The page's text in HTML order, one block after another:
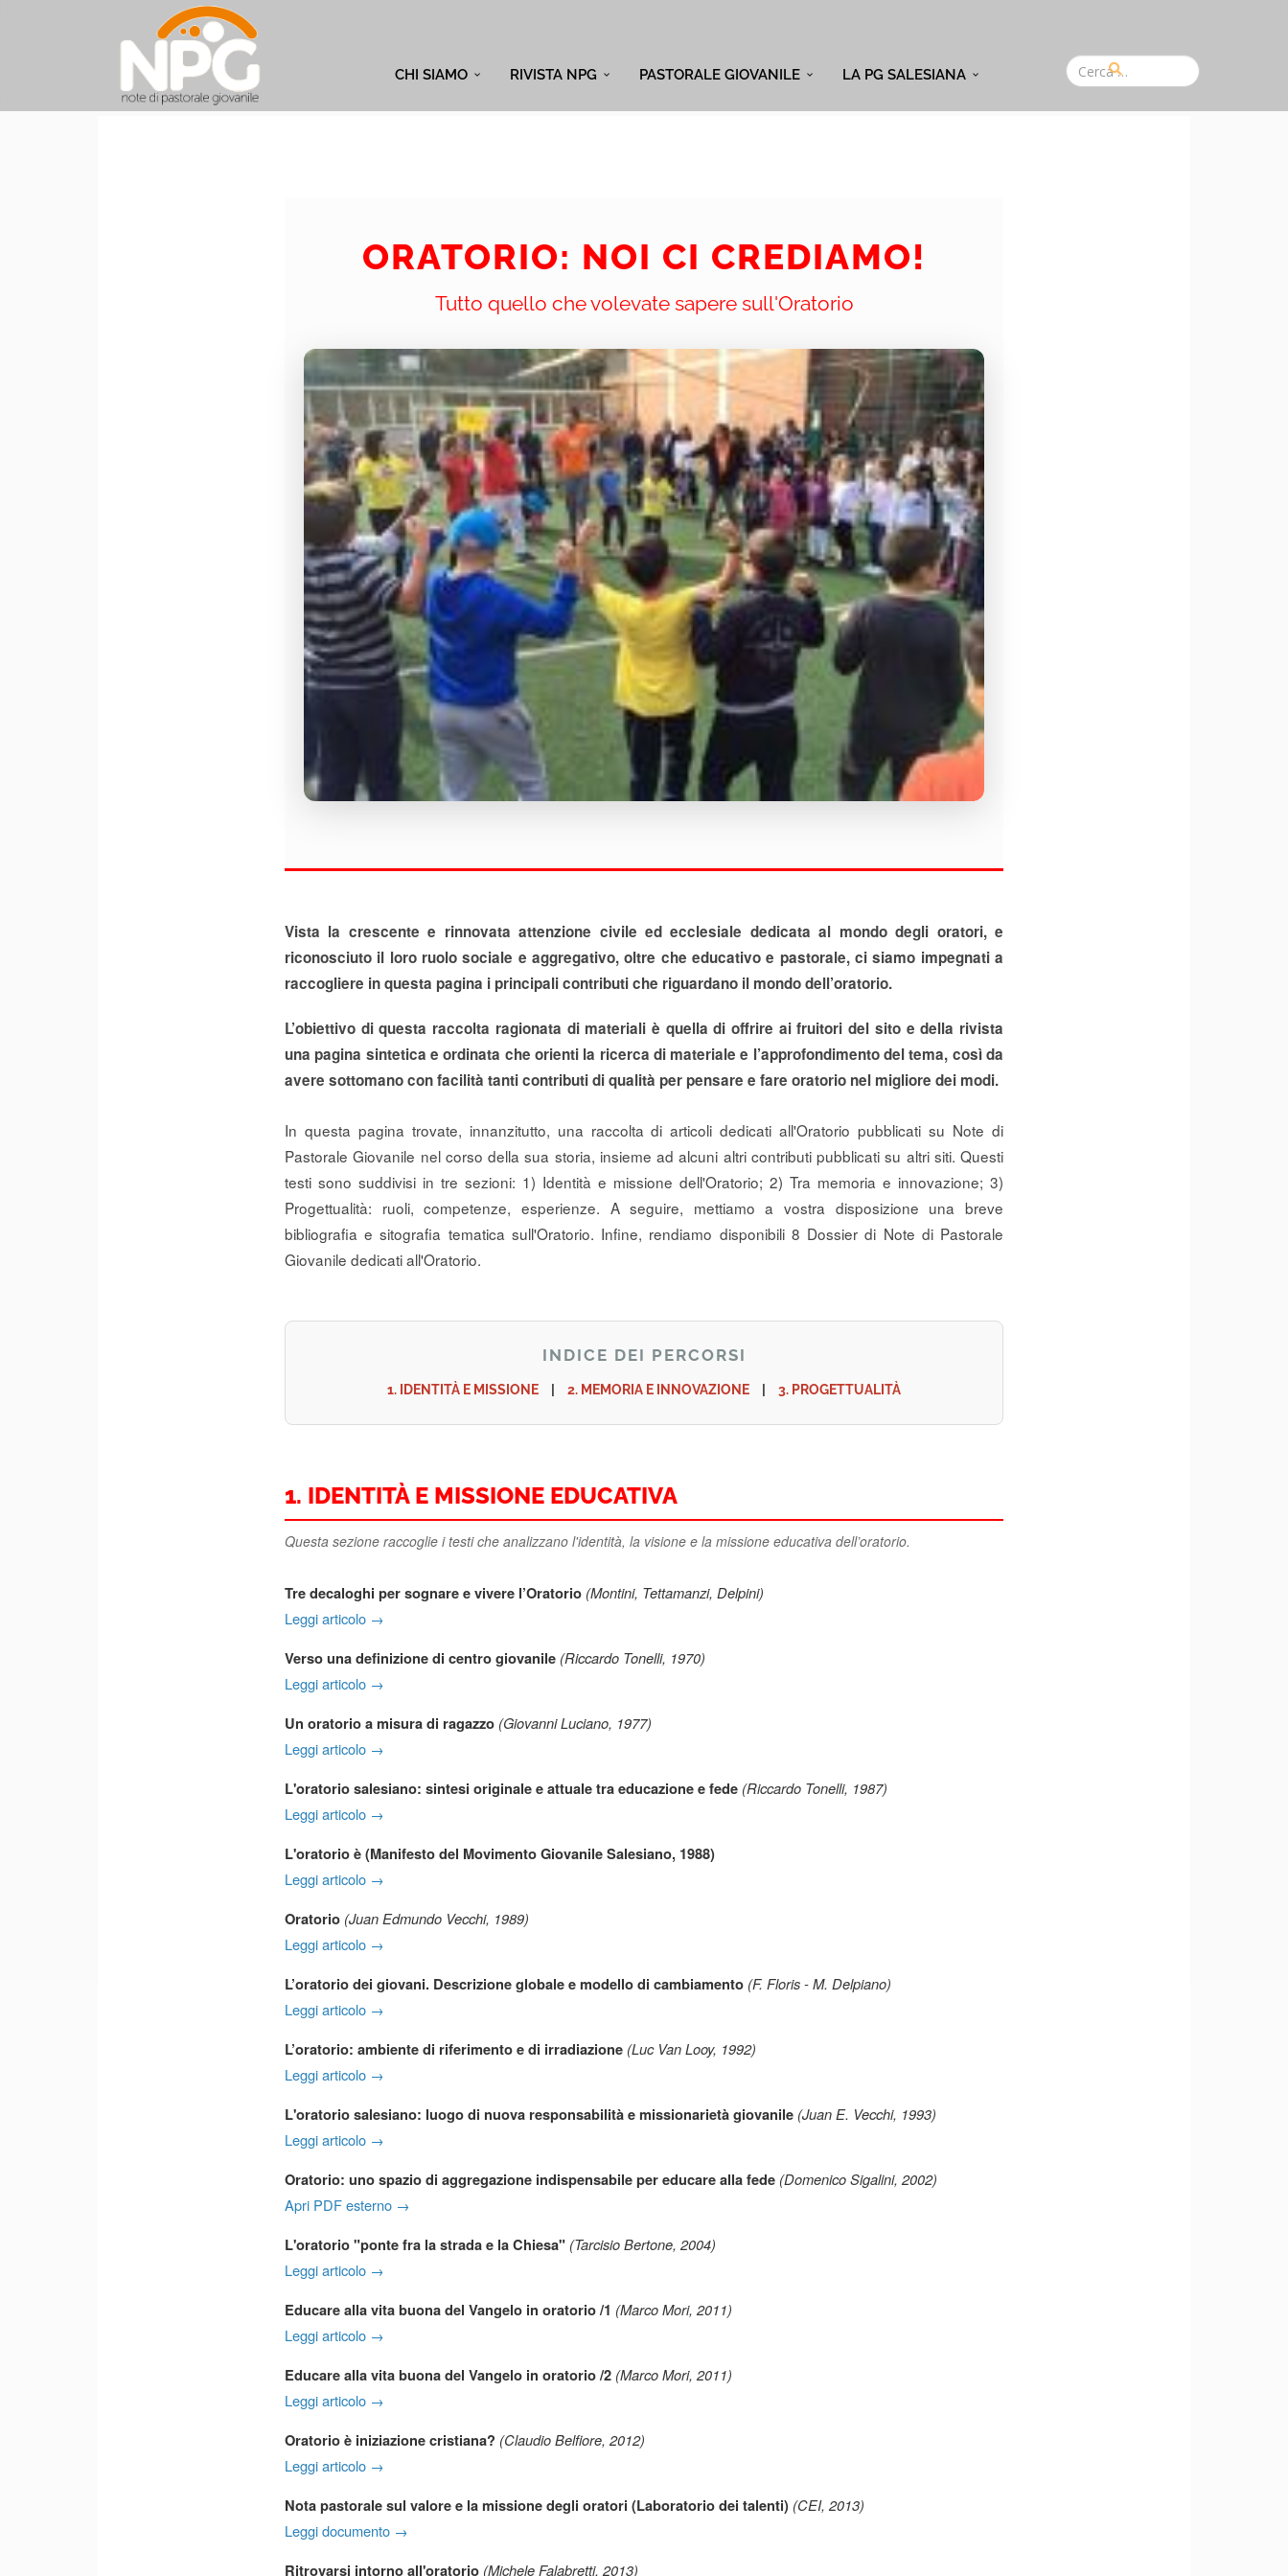
CHI SIAMO RIVISTA NPG PASTORALE GIOVANILE LA PG SALESIANA
ORATORIO: NOI CI CREDIAMO!
Tutto quello che volevate sapere sull'Oratorio
Vista la crescente e rinnovata attenzione civile ed ecclesiale dedicata al mondo degli oratori, e
riconosciuto il loro ruolo sociale e aggregativo, oltre che educativo e pastorale, ci siamo impegnati a
raccogliere in questa pagina i principali contributi che riguardano il mondo dell’oratorio.
L’obiettivo di questa raccolta ragionata di materiali è quella di offrire ai fruitori del sito e della rivista
una pagina sintetica e ordinata che orienti la ricerca di materiale e l’approfondimento del tema, così da
avere sottomano con facilità tanti contributi di qualità per pensare e fare oratorio nel migliore dei modi.
In questa pagina trovate, innanzitutto, una raccolta di articoli dedicati all'Oratorio pubblicati su Note di
Pastorale Giovanile nel corso della sua storia, insieme ad alcuni altri contributi pubblicati su altri siti. Questi
testi sono suddivisi in tre sezioni: 1) Identità e missione dell'Oratorio; 2) Tra memoria e innovazione; 3)
Progettualità: ruoli, competenze, esperienze. A seguire, mettiamo a vostra disposizione una breve
bibliografia e sitografia tematica sull'Oratorio. Infine, rendiamo disponibili 8 Dossier di Note di Pastorale
Giovanile dedicati all'Oratorio.
INDICE DEI PERCORSI
1. IDENTITÀ E MISSIONE 2. MEMORIA E INNOVAZIONE 3. PROGETTUALITÀ
1. IDENTITÀ E MISSIONE EDUCATIVA
Questa sezione raccoglie i testi che analizzano l'identità, la visione e la missione educativa dell’oratorio.
Tre decaloghi per sognare e vivere l’Oratorio (Montini, Tettamanzi, Delpini)
Leggi articolo →
Verso una definizione di centro giovanile (Riccardo Tonelli, 1970)
Leggi articolo →
Un oratorio a misura di ragazzo (Giovanni Luciano, 1977)
Leggi articolo →
L'oratorio salesiano: sintesi originale e attuale tra educazione e fede (Riccardo Tonelli, 1987)
Leggi articolo →
L'oratorio è (Manifesto del Movimento Giovanile Salesiano, 1988)
Leggi articolo →
Oratorio (Juan Edmundo Vecchi, 1989)
Leggi articolo →
L’oratorio dei giovani. Descrizione globale e modello di cambiamento (F. Floris - M. Delpiano)
Leggi articolo →
L’oratorio: ambiente di riferimento e di irradiazione (Luc Van Looy, 1992)
Leggi articolo →
L'oratorio salesiano: luogo di nuova responsabilità e missionarietà giovanile (Juan E. Vecchi, 1993)
Leggi articolo →
Oratorio: uno spazio di aggregazione indispensabile per educare alla fede (Domenico Sigalini, 2002)
Apri PDF esterno →
L'oratorio "ponte fra la strada e la Chiesa" (Tarcisio Bertone, 2004)
Leggi articolo →
Educare alla vita buona del Vangelo in oratorio /1 (Marco Mori, 2011)
Leggi articolo →
Educare alla vita buona del Vangelo in oratorio /2 (Marco Mori, 2011)
Leggi articolo →
Oratorio è iniziazione cristiana? (Claudio Belfiore, 2012)
Leggi articolo →
Nota pastorale sul valore e la missione degli oratori (Laboratorio dei talenti) (CEI, 2013)
Leggi documento →
Ritrovarsi intorno all'oratorio (Michele Falabretti, 2013)